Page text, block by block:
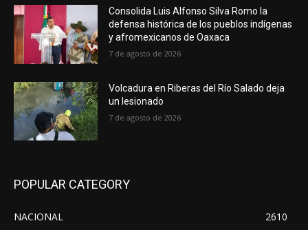
Consolida Luis Alfonso Silva Romo la
defensa histórica de los pueblos indígenas
y afromexicanos de Oaxaca
7 de agosto de 2026
Volcadura en Riberas del Río Salado deja
un lesionado
7 de agosto de 2026
POPULAR CATEGORY
NACIONAL
2610